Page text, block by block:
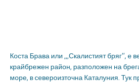
Коста Брава или „,Скалистият бряг“, е
крайбрежен район, разположен на
море, в североизточна Каталуния. Тук